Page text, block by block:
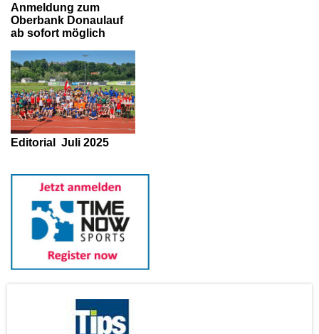
Anmeldung zum
Oberbank Donaulauf
ab sofort möglich
Editorial Juli 2025